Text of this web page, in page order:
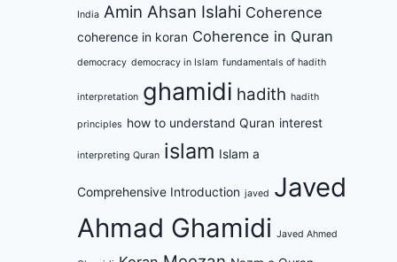
India Amin Ahsan Islahi Coherence
coherence in koran Coherence in Quran
democracy democracy in Islam fundamentals of hadith
interpretation ghamidi hadith hadith
principles how to understand Quran interest
interpreting Quran islam Islam a
Comprehensive Introduction javed Javed
Ahmad Ghamidi Javed Ahmed